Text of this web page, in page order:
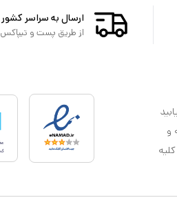
ارسال به سراسر کشور
از طریق پست و تیپاکس
و